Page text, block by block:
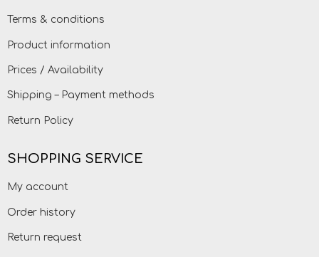
Terms & conditions
Product information
Prices / Availability
Shipping – Payment methods
Return Policy
SHOPPING SERVICE
My account
Order history
Return request